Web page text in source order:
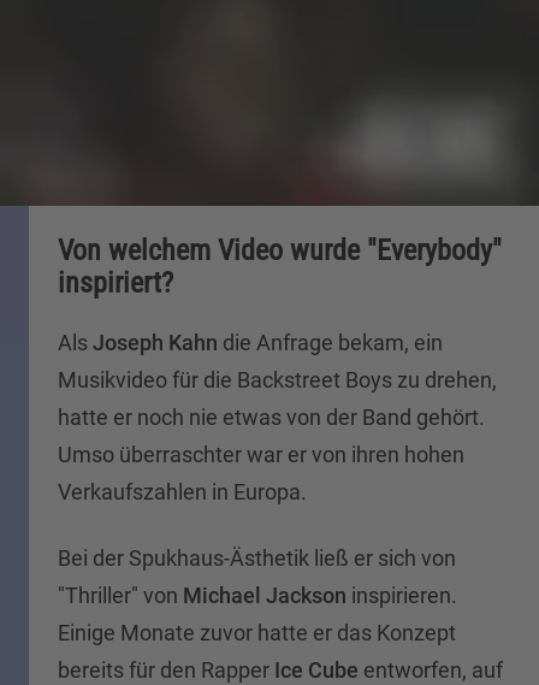
Von welchem Video wurde "Everybody"
inspiriert?
AlsJoseph Kahn die Anfrage bekam, ein
Musikvideo für die Backstreet Boys zu drehen,
hatte er noch nie etwas von der Band gehört.
Umso überraschter war er von ihren hohen
Verkaufszahlen in Europa.
Bei der Spukhaus-Ästhetik ließ er sich von
"Thriller" von Michael Jackson inspirieren.
Einige Monate zuvor hatte er das Konzept
bereits für den Rapper Ice Cube entworfen, auf